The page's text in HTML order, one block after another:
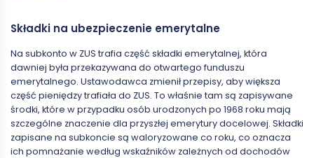
Składki na ubezpieczenie emerytalne
Na subkonto w ZUS trafia część składki emerytalnej, która
dawniej była przekazywana do otwartego funduszu
emerytalnego. Ustawodawca zmienił przepisy, aby większa
część pieniędzy trafiała do ZUS. To właśnie tam są zapisywane
środki, które w przypadku osób urodzonych po 1968 roku mają
szczególne znaczenie dla przyszłej emerytury docelowej. Składki
zapisane na subkoncie są waloryzowane co roku, co oznacza
ich pomnażanie według wskaźników zależnych od dochodów